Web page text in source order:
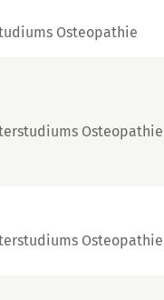
Osteopathie
Osteopathie
Osteopathie